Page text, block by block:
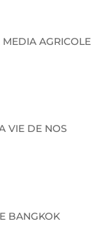
MEDIA AGRICOLE
VIE DE NOS
BANGKOK